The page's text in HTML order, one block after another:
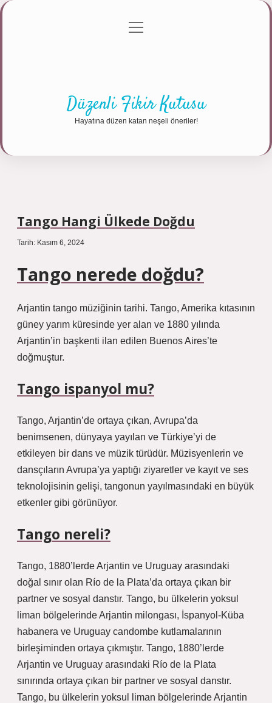
Gizlilik Politikası
menüyü
Düzenli Fikir Kutusu
Hayatına düzen katan neşeli öneriler!
Tango Hangi Ülkede Doğdu
Tarih: Kasım 6, 2024
Tango nerede doğdu?
Arjantin tango müziğinin tarihi. Tango, Amerika kıtasının
güney yarım küresinde yer alan ve 1880 yılında
Arjantin’in başkenti ilan edilen Buenos Aires’te
doğmuştur.
Tango ispanyol mu?
Tango, Arjantin’de ortaya çıkan, Avrupa’da
benimsenen, dünyaya yayılan ve Türkiye’yi de
etkileyen bir dans ve müzik türüdür. Müzisyenlerin ve
dansçıların Avrupa’ya yaptığı ziyaretler ve kayıt ve ses
teknolojisinin gelişi, tangonun yayılmasındaki en büyük
etkenler gibi görünüyor.
Tango nereli?
Tango, 1880’lerde Arjantin ve Uruguay arasındaki
doğal sınır olan Río de la Plata’da ortaya çıkan bir
partner ve sosyal danstır. Tango, bu ülkelerin yoksul
liman bölgelerinde Arjantin milongası, İspanyol-Küba
habanera ve Uruguay candombe kutlamalarının
birleşiminden ortaya çıkmıştır. Tango, 1880’lerde
Arjantin ve Uruguay arasındaki Río de la Plata
sınırında ortaya çıkan bir partner ve sosyal danstır.
Tango, bu ülkelerin yoksul liman bölgelerinde Arjantin